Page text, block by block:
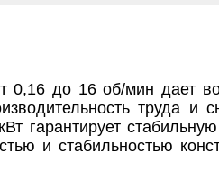
0,16 до 16 об/мин дает
труда и
гарантирует
и стабильностью